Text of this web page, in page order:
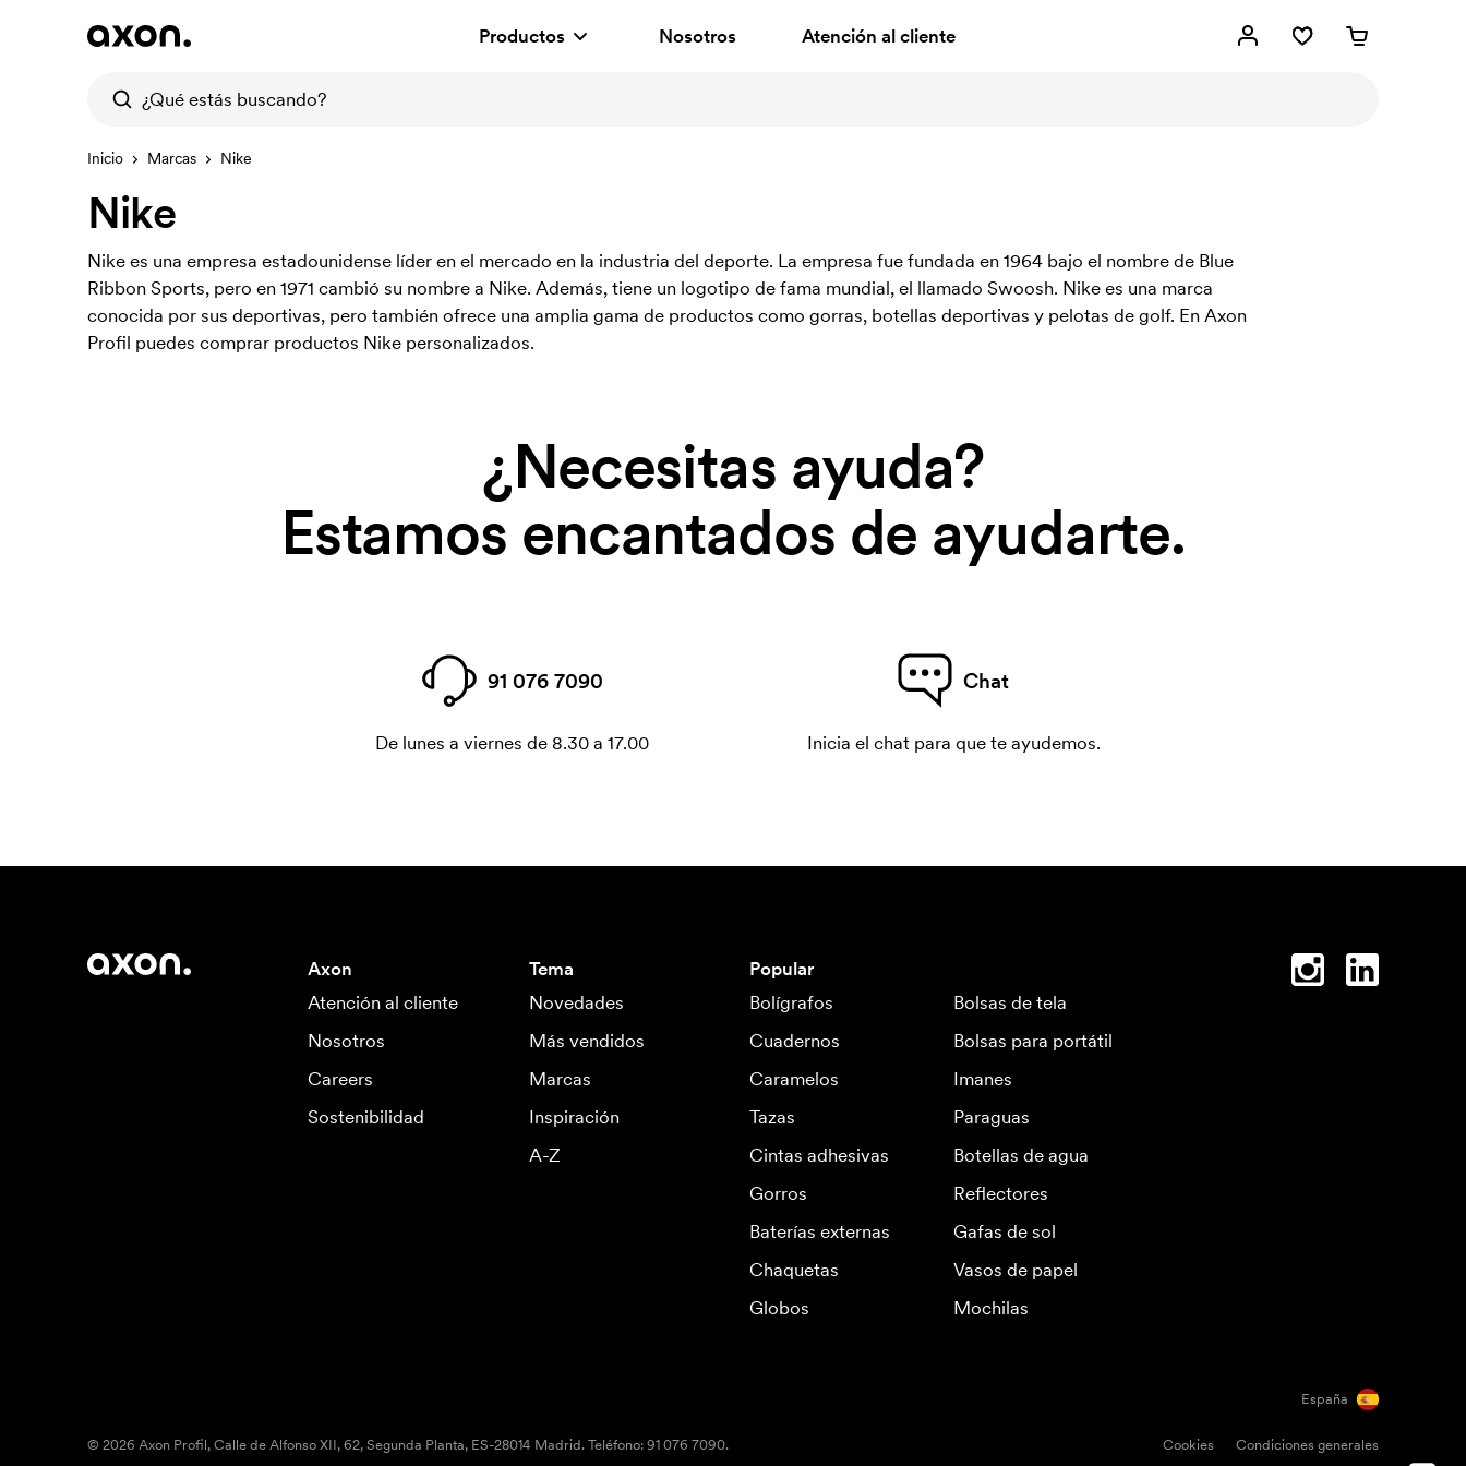
Productos Nosotros Atención al cliente
Inicio Marcas Nike
Nike
Nike es una empresa estadounidense líder en el mercado en la industria del deporte. La empresa fue fundada en 1964 bajo el nombre de Blue
Ribbon Sports, pero en 1971 cambió su nombre a Nike. Además, tiene un logotipo de fama mundial, el llamado Swoosh. Nike es una marca
conocida por sus deportivas, pero también ofrece una amplia gama de productos como gorras, botellas deportivas y pelotas de golf. En Axon
Profil puedes comprar productos Nike personalizados.
¿Necesitas ayuda?
Estamos encantados de ayudarte.
91 076 7090
De lunes a viernes de 8.30 a 17.00
Chat
Inicia el chat para que te ayudemos.
Axon
Atención al cliente
Nosotros
Careers
Sostenibilidad
Tema
Novedades
Más vendidos
Marcas
Inspiración
A-Z
Popular
Bolígrafos
Bolsas de tela
Cuadernos
Bolsas para portátil
Caramelos
Imanes
Tazas
Paraguas
Cintas adhesivas
Botellas de agua
Gorros
Reflectores
Baterías externas
Gafas de sol
Chaquetas
Vasos de papel
Globos
Mochilas
España
Cookies Condiciones generales
© 2026 Axon Profil, Calle de Alfonso XII, 62, Segunda Planta, ES-28014 Madrid. Teléfono: 91 076 7090.